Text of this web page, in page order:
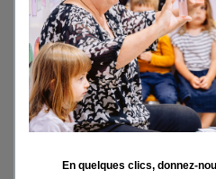
Activités en classe
- ANY - CYCLE 1 CYCLE 2 CYCLE 3
En quelques clics, donnez-